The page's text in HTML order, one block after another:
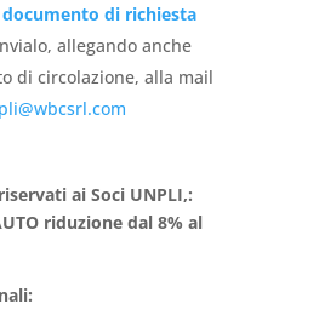
di richiesta
allegando anche
di circolazione, alla mail
ai Soci UNPLI,:
riduzione dal 8% al